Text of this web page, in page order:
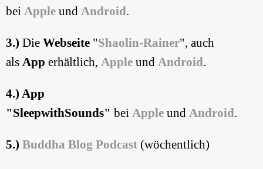
bei Apple und Android.
3.) Die Webseite "Shaolin-Rainer", auch
als App erhältlich, Apple und Android.
4.) App
"SleepwithSounds" bei Apple und Android.
5.) Buddha Blog Podcast (wöchentlich)